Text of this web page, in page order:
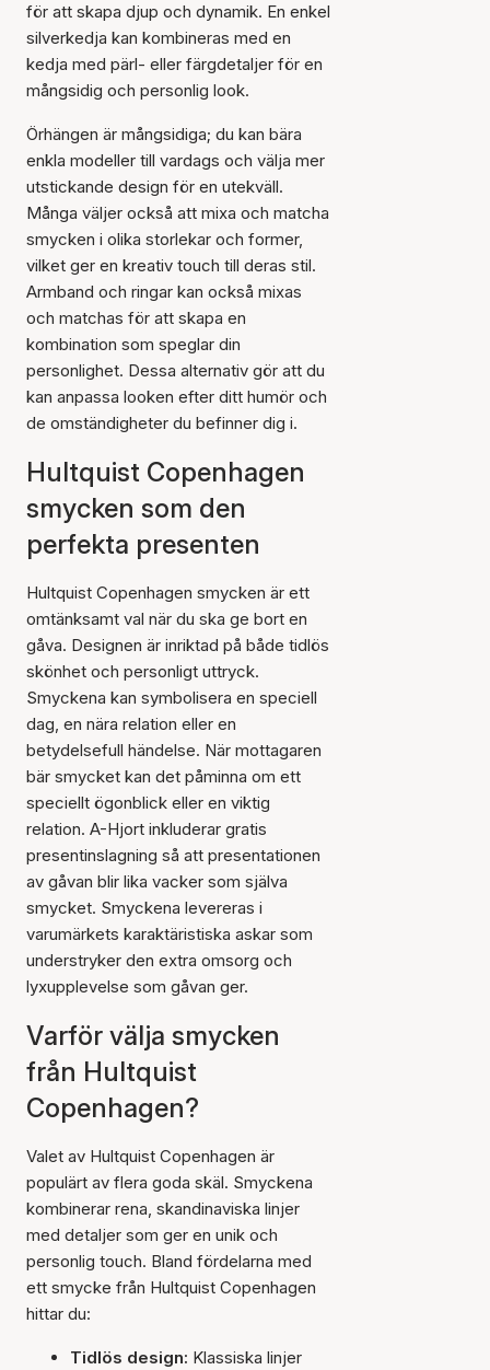
för att skapa djup och dynamik. En enkel
silverkedja kan kombineras med en
kedja med pärl- eller färgdetaljer för en
mångsidig och personlig look.
Örhängen är mångsidiga; du kan bära
enkla modeller till vardags och välja mer
utstickande design för en utekväll.
Många väljer också att mixa och matcha
smycken i olika storlekar och former,
vilket ger en kreativ touch till deras stil.
Armband och ringar kan också mixas
och matchas för att skapa en
kombination som speglar din
personlighet. Dessa alternativ gör att du
kan anpassa looken efter ditt humör och
de omständigheter du befinner dig i.
Hultquist Copenhagen
smycken som den
perfekta presenten
Hultquist Copenhagen smycken är ett
omtänksamt val när du ska ge bort en
gåva. Designen är inriktad på både tidlös
skönhet och personligt uttryck.
Smyckena kan symbolisera en speciell
dag, en nära relation eller en
betydelsefull händelse. När mottagaren
bär smycket kan det påminna om ett
speciellt ögonblick eller en viktig
relation. A-Hjort inkluderar gratis
presentinslagning så att presentationen
av gåvan blir lika vacker som själva
smycket. Smyckena levereras i
varumärkets karaktäristiska askar som
understryker den extra omsorg och
lyxupplevelse som gåvan ger.
Varför välja smycken
från Hultquist
Copenhagen?
Valet av Hultquist Copenhagen är
populärt av flera goda skäl. Smyckena
kombinerar rena, skandinaviska linjer
med detaljer som ger en unik och
personlig touch. Bland fördelarna med
ett smycke från Hultquist Copenhagen
hittar du:
Tidlös design: Klassiska linjer